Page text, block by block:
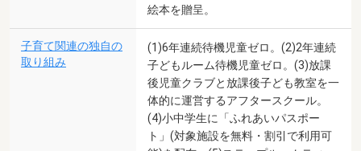
絵本を贈呈。
子育て関連の独自の
取り組み
(1)6年連続待機児童ゼロ。(2)2年連続
子どもルーム待機児童ゼロ。(3)放課
後児童クラブと放課後子ども教室を一
体的に運営するアフタースクール。
(4)小中学生に「ふれあいパスポー
ト」(対象施設を無料・割引で利用可